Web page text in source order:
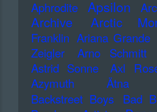
Aphrodite Apsilon
Archive Arctic
Franklin Ariana Grande
Zeigler
Arno Schmitt
Astrid Sonne
Axl
Azymuth Ätna
Backstreet Boys
Bad